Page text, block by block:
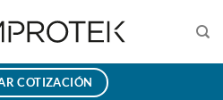
COTIZACIÓN